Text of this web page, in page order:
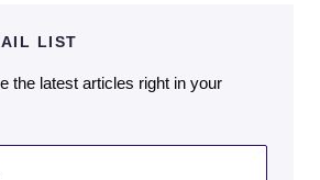
LIST
the latest articles right in your